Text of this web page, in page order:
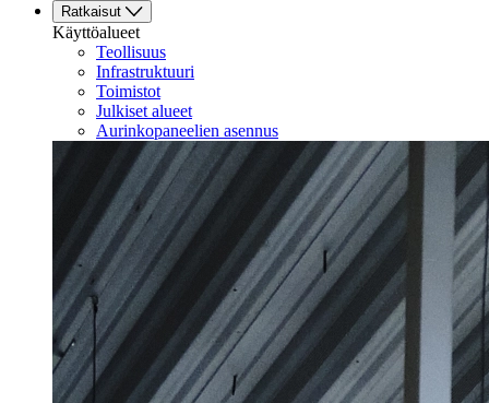
Ratkaisut
Käyttöalueet
Teollisuus
Infrastruktuuri
Toimistot
Julkiset alueet
Aurinkopaneelien asennus